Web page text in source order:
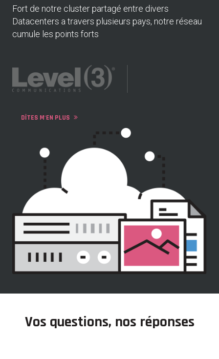
Fort de notre cluster partagé entre divers
Datacenters a travers plusieurs pays, notre réseau
cumule les points forts
DÎTES M'EN PLUS
Vos questions, nos réponses